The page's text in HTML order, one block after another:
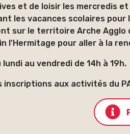
et de loisir les mercredis
les vacances scolaires pour
sur le territoire Arche Agglo
l'Hermitage pour aller à la
lundi au vendredi de 14h à 19h.
inscriptions aux activités du